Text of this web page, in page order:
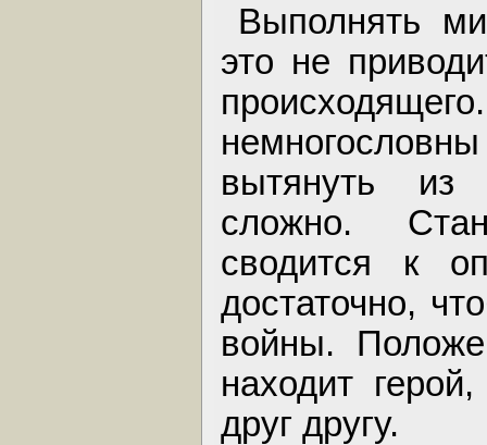
Выполнять
это не
вытянуть
сложно.
сводится к
достаточно,
войны.
находит
друг другу.